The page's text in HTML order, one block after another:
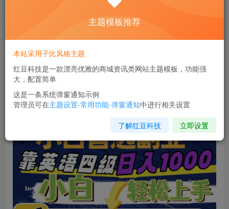
￥9.9
您当前未登录！建议登陆后购买，可保存购买订单
靠英语四级日入1000，不懂英语也能干，小白轻松上手！
主题模板推荐
本站采用子比风格主题
红豆科技是一款漂亮优雅的商城资讯类网站主题模板，功能强
大，配置简单
这是一条系统弹窗通知示例
管理员可在主题设置-常用功能-弹窗通知中进行相关设置
了解红豆科技 立即设置